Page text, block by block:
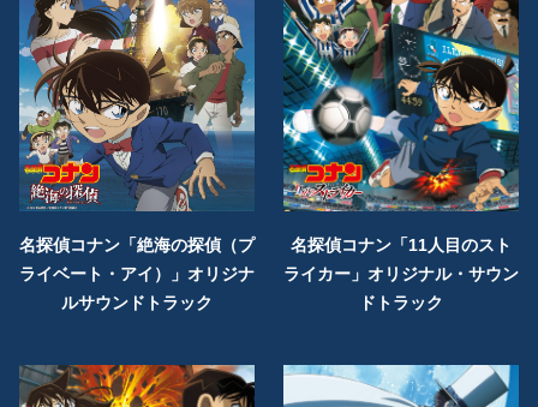
名探偵コナン「絶海の探偵（プ
ライベート・アイ）」オリジナ
ルサウンドトラック
名探偵コナン「11人目のスト
ライカー」オリジナル・サウン
ドトラック